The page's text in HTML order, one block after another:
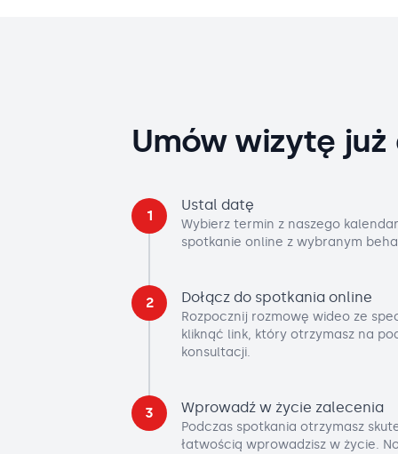
Umów wizytę już
1
Ustal datę
Wybierz termin z naszego
spotkanie online z wybranym
2 Dołącz do spotkania online
Rozpocznij rozmowę wideo ze
kliknąć link, który otrzymasz na
konsultacji.
3 Wprowadź w życie zalecenia
Podczas spotkania otrzymasz
łatwością wprowadzisz w życie.